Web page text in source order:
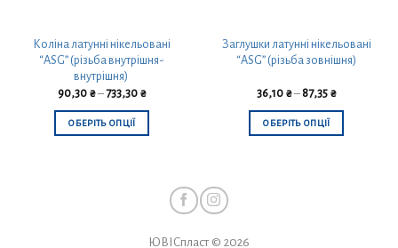
Коліна латунні нікельовані
“ASG” (різьба внутрішня-
внутрішня)
90,30 ₴–733,30 ₴
ОБЕРІТЬ ОПЦІЇ
Параметри
Заглушки латунні нікельовані
“ASG” (різьба зовнішня)
36,10 ₴– 87,35 ₴
ОБЕРІТЬ ОПЦІЇ
ЮВІСпласт © 2026